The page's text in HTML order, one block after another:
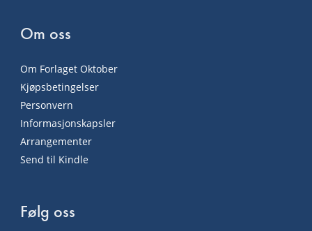
Om oss
Om Forlaget Oktober
Kjøpsbetingelser
Personvern
Informasjonskapsler
Arrangementer
Send til Kindle
Følg oss